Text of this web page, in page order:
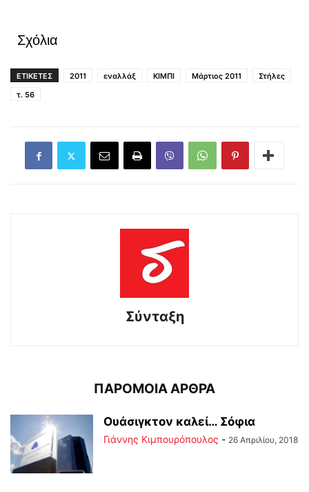
Σχόλια
ΕΤΙΚΕΤΕΣ 2011 εναλλάξ ΚΙΜΠΙ Μάρτιος 2011
Στήλες
τ. 56
Σύνταξη
ΠΑΡΟΜΟΙΑ ΑΡΘΡΑ
Ουάσιγκτον καλεί… Σόφια
Γιάννης Κιμπουρόπουλος - 26 Απριλίου, 2018